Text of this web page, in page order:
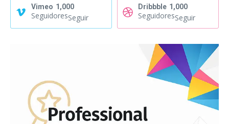
Vimeo 1,000
SeguidoresSeguir
Dribbble 1,000
SeguidoresSeguir